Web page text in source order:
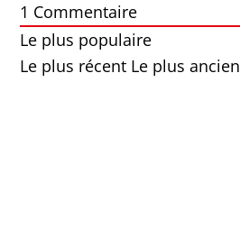
1 Commentaire
Le plus populaire
Le plus récent Le plus ancien